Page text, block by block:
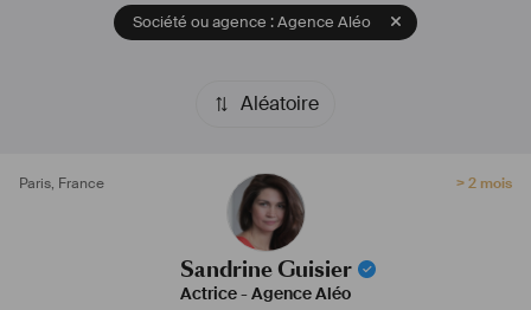
Société ou agence : Agence Aléo
Aléatoire
Paris, France > 2 mois
Sandrine Guisier
Actrice-Agence Aléo